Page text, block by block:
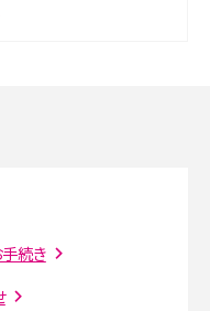
方を解説
や復活・復元する方法も解説
利用までの流れを解説
ト、接続方法を解説
続き